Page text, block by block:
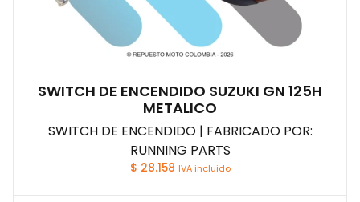
SWITCH DE ENCENDIDO SUZUKI GN 125H
METALICO
SWITCH DE ENCENDIDO | FABRICADO POR:
RUNNING PARTS
$ 28.158 IVA incluido